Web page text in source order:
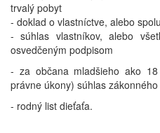
trvalý pobyt
- doklad o vlastníctve, alebo
- súhlas vlastníkov, alebo
osvedčeným podpisom
- za občana mladšieho ako
právne úkony) súhlas
- rodný list dieťaťa.